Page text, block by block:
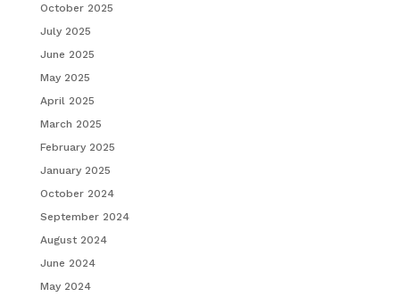
October 2025
July 2025
June 2025
May 2025
April 2025
March 2025
February 2025
January 2025
October 2024
September 2024
August 2024
June 2024
May 2024